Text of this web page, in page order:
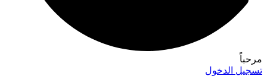
مرحباً
تسجيل الدخول